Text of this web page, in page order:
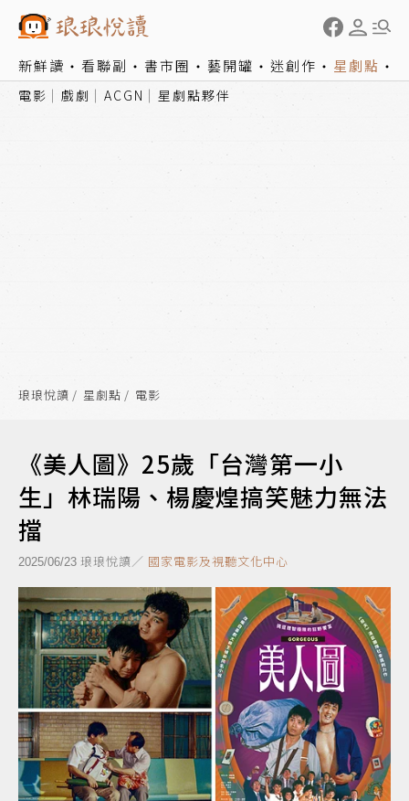
新鮮讀 看聯副 書市圈 藝開罐 迷創作 星劇點
電影 戲劇 ACGN 星劇點夥伴
琅琅悅讀 星劇點 電影
《美人圖》25歲「台灣第一小
生」林瑞陽、楊慶煌搞笑魅力無法
擋
2025/06/23 琅琅悅讀／ 國家電影及視聽文化中心